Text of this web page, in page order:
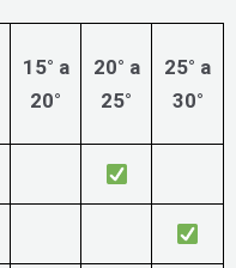
15° a
20°
20° a
25°
25° a
30°